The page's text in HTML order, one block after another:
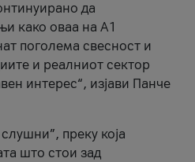
да
како оваа на A1
поголема свесност и
и реалниот сектор
интерес“, изјави Панче
преку која
што стои зад